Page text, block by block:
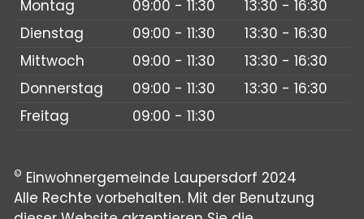
Montag 09:00 - 11:30
13:30 - 16:30
Dienstag
09:00 - 11:30
13:30 - 16:30
Mittwoch
09:00 - 11:30
13:30 - 16:30
Donnerstag
09:00 - 11:30
13:30 - 16:30
Freitag
09:00 - 11:30
© Einwohnergemeinde Laupersdorf 2024
Alle Rechte vorbehalten. Mit der Benutzung